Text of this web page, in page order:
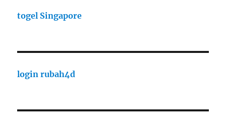
togel Singapore
login rubah4d